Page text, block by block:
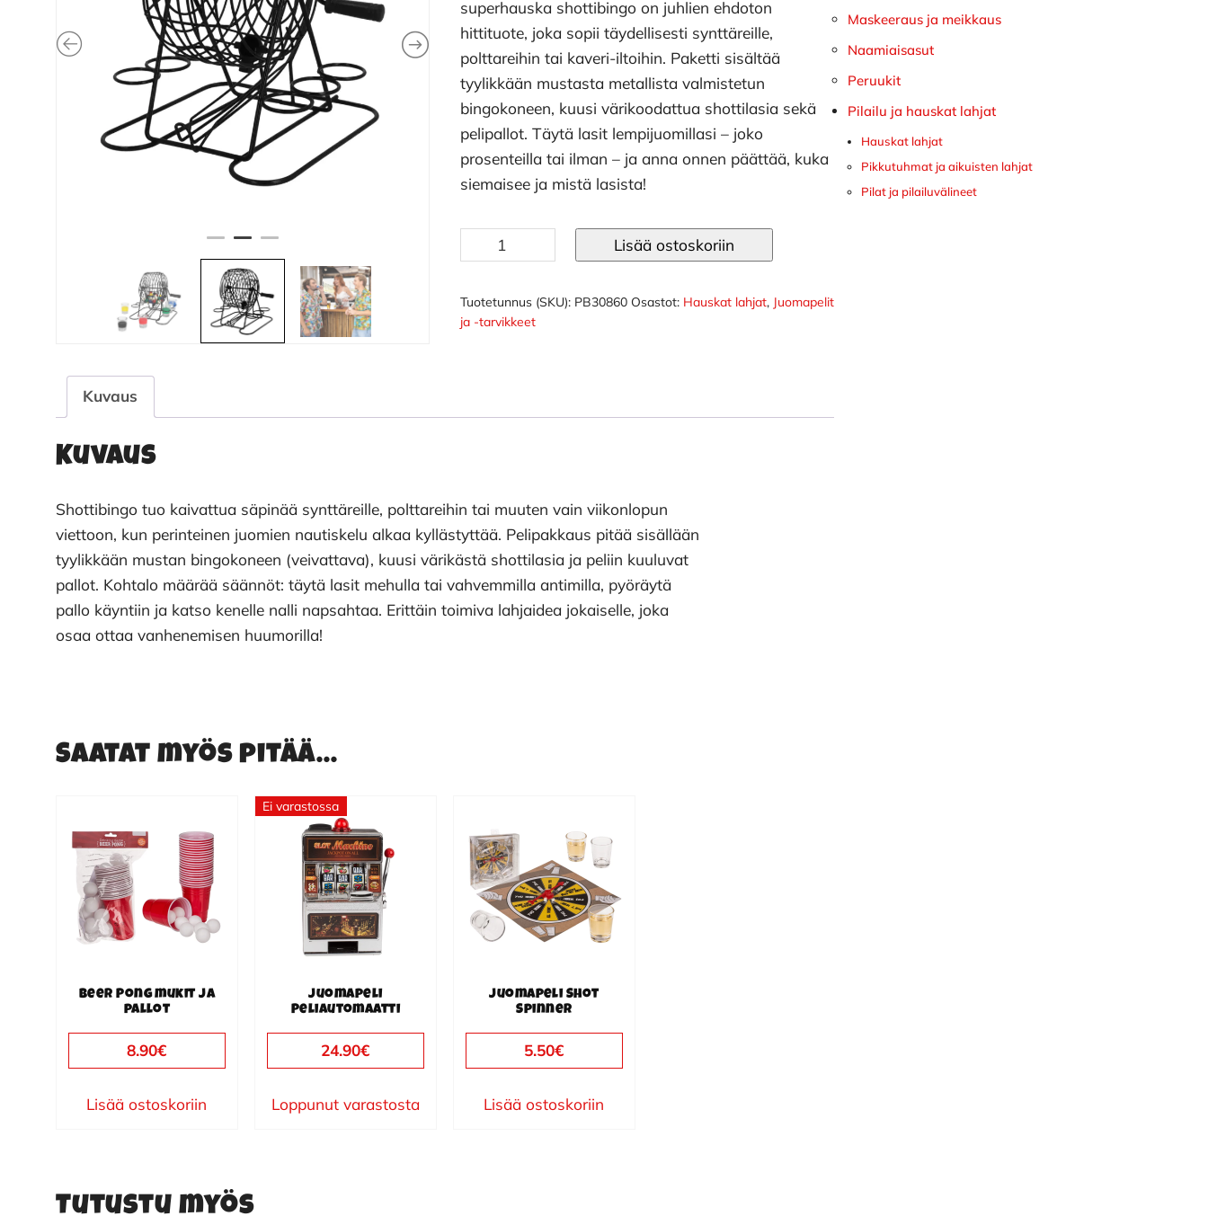
superhauska shottibingo on juhlien ehdoton
hittituote, joka sopii täydellisesti synttäreille,
polttareihin tai kaveri-iltoihin. Paketti sisältää
tyylikkään mustasta metallista valmistetun
bingokoneen, kuusi värikoodattua shottilasia sekä
pelipallot. Täytä lasit lempijuomillasi – joko
prosenteilla tai ilman – ja anna onnen päättää, kuka
siemaisee ja mistä lasista!
Juomapeli
bingo
Lisää ostoskoriin
Tuotetunnus (SKU): PB30860 Osastot: Hauskat lahjat, Juomapelit
ja -tarvikkeet
Kuvaus
Kuvaus
Shottibingo tuo kaivattua säpinää synttäreille, polttareihin tai muuten vain viikonlopun
viettoon, kun perinteinen juomien nautiskelu alkaa kyllästyttää. Pelipakkaus pitää sisällään
tyylikkään mustan bingokoneen (veivattava), kuusi värikästä shottilasia ja peliin kuuluvat
pallot. Kohtalo määrää säännöt: täytä lasit mehulla tai vahvemmilla antimilla, pyöräytä
pallo käyntiin ja katso kenelle nalli napsahtaa. Erittäin toimiva lahjaidea jokaiselle, joka
osaa ottaa vanhenemisen huumorilla!
Saatat myös pitää...
Beer Pong mukit ja
pallot
8.90€
Lisää ostoskoriin
Ei varastossa
Juomapeli
Peliautomaatti
24.90€
Loppunut varastosta
Juomapeli Shot
Spinner
5.50€
Lisää ostoskoriin
Tutustu myös
Maskeeraus ja meikkaus
Naamiaisasut
Peruukit
Pilailu ja hauskat lahjat
Hauskat lahjat
Pikkutuhmat ja aikuisten lahjat
Pilat ja pilailuvälineet